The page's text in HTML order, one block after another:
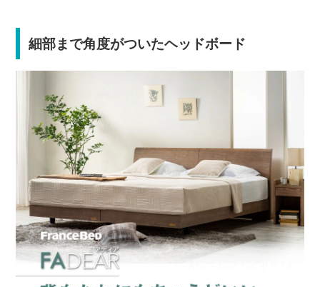
細部まで角度がついたヘッドボード